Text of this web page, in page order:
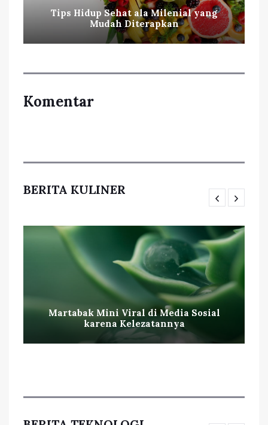
Tips Hidup Sehat ala Milenial yang
Mudah Diterapkan
Komentar
BERITA KULINER
Martabak Mini Viral di Media Sosial
karena Kelezatannya